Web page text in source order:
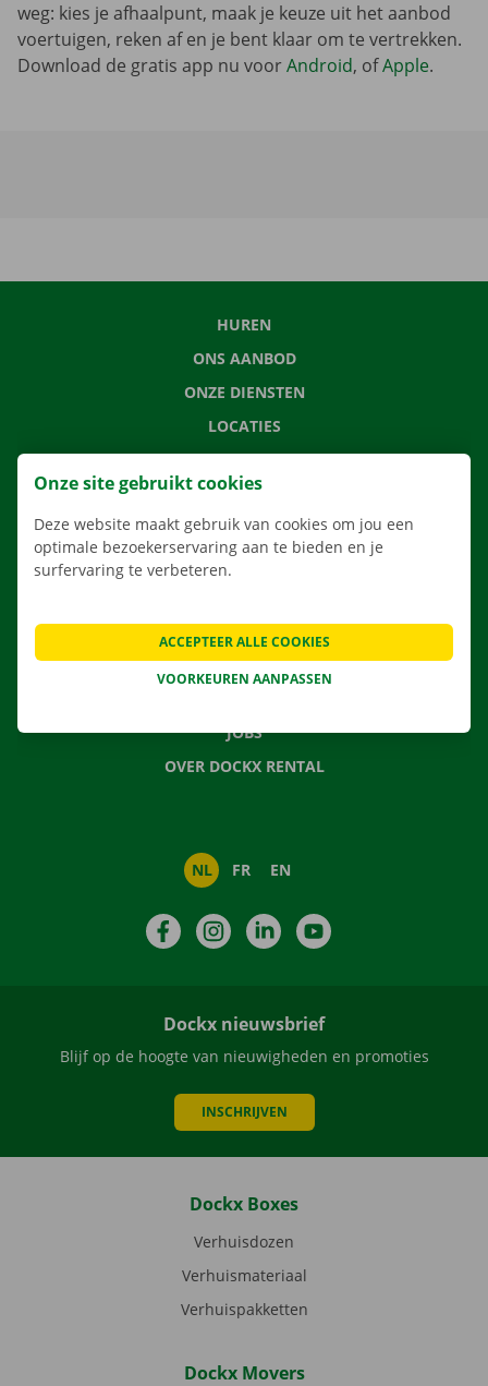
weg: kies je afhaalpunt, maak je keuze uit het aanbod
voertuigen, reken af en je bent klaar om te vertrekken.
Download de gratis app nu voorAndroid, ofApple.
HUREN
ONS AANBOD
ONZE DIENSTEN
LOCATIES
APP
VERHUISOPLOSSINGEN
VEELGESTELDE VRAGEN
NIEUWS
JOBS
OVER DOCKX RENTAL
NL FR EN
FacebookInstagramLinkedIn
Dockx nieuwsbrief
Blijf op de hoogte van nieuwigheden en promoties
INSCHRIJVEN
Dockx Boxes
Verhuisdozen
Verhuismateriaal
Verhuispakketten
Dockx Movers
Onze site gebruikt cookies
Deze website maakt gebruik van cookies om jou een
optimale bezoekerservaring aan te bieden en je
surfervaring te verbeteren.
VOORKEUREN AANPASSEN
ACCEPTEER ALLE COOKIES